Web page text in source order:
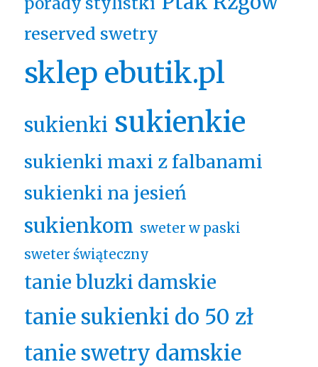
reserved swetry
sklep ebutik.pl
sukienki sukienkie
sukienki maxi z falbanami
sukienki na jesień
sukienkom sweter w paski
sweter świąteczny
tanie bluzki damskie
tanie sukienki do 50 zł
tanie swetry damskie